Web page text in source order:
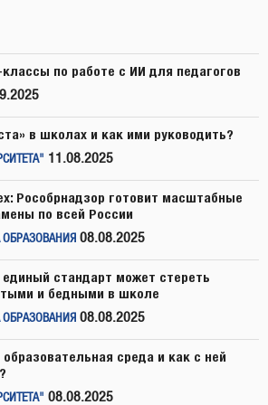
по работе с ИИ для педагогов
в школах и как ими руководить?
11.08.2025
Рособрнадзор готовит масштабные
по всей России
ОБРАЗОВАНИЯ 08.08.2025
стандарт может стереть
и бедными в школе
ОБРАЗОВАНИЯ 08.08.2025
среда и как с ней
08.08.2025